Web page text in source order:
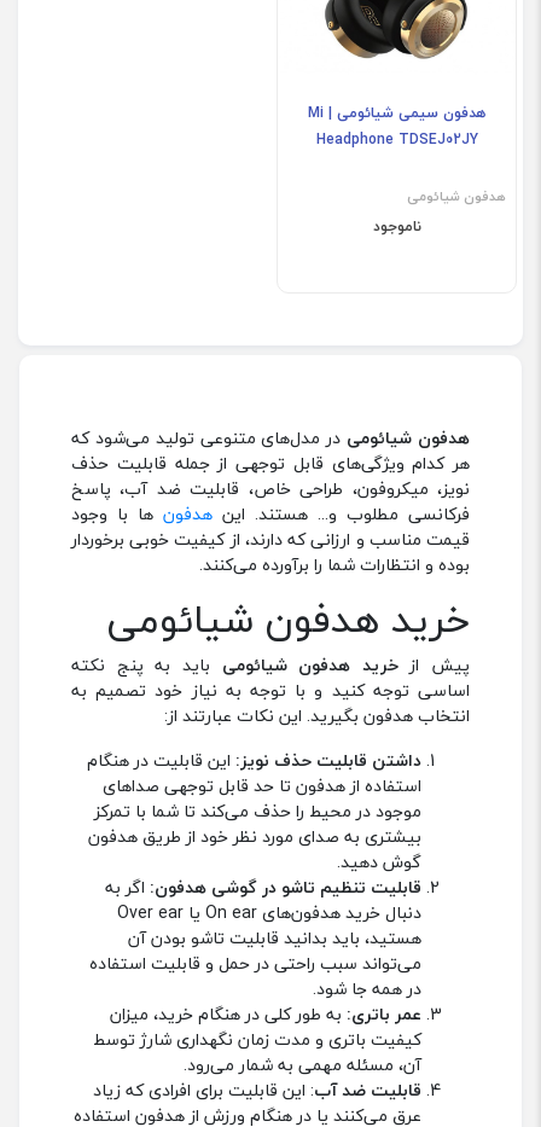
هدفون سیمی شیائومی | Mi
Headphone TDSEJ02JY
هدفون شیائومی
ناموجود
هدفون شیائومی در مدل‌های متنوعی تولید می‌شود که
هر کدام ویژگی‌های قابل توجهی از جمله قابلیت حذف
نویز، میکروفون، طراحی خاص، قابلیت ضد آب، پاسخ
فرکانسی مطلوب و... هستند. این هدفون‌ ها با وجود
قیمت مناسب و ارزانی که دارند، از کیفیت خوبی برخوردار
بوده و انتظارات شما را برآورده می‌کنند.
خرید هدفون شیائومی
پیش ازخرید هدفون شیائومی باید به پنج نکته
اساسی توجه کنید و با توجه به نیاز خود تصمیم به
انتخاب هدفون بگیرید. این نکات عبارتند از:
داشتن قابلیت حذف نویز: این قابلیت در هنگام
استفاده از هدفون تا حد قابل توجهی صداهای
موجود در محیط را حذف می‌کند تا شما با تمرکز
بیشتری به صدای مورد نظر خود از طریق هدفون
گوش دهید.
قابلیت تنظیم تاشو در گوشی هدفون: اگر به
دنبال خرید هدفون‌های On ear یا Over ear
هستید، باید بدانید قابلیت تاشو بودن آن
می‌تواند سبب راحتی در حمل و قابلیت استفاده
در همه جا شود.
عمر باتری: به طور کلی در هنگام خرید، میزان
کیفیت باتری و مدت زمان نگهداری شارژ توسط
آن، مسئله مهمی به شمار می‌رود.
قابلیت ضد آب: این قابلیت برای افرادی که زیاد
عرق می‌کنند یا در هنگام ورزش از هدفون استفاده